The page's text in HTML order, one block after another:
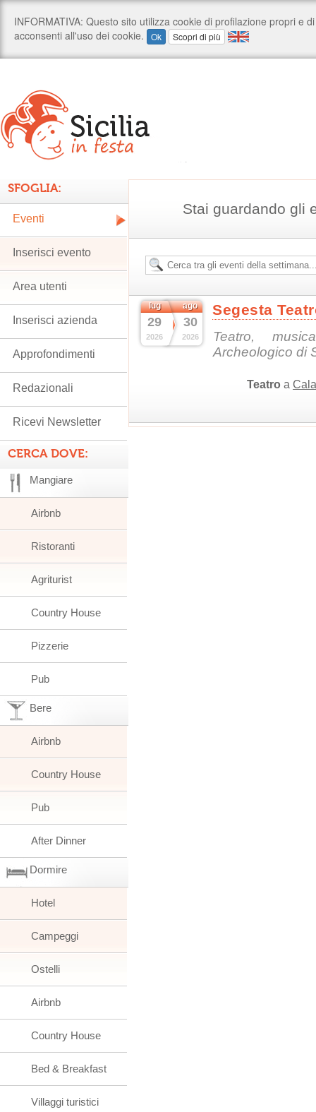
Stai guardando gli
lug
29
2026
ago
30
2026
Segesta
Teatro,
Archeologico di
Teatro a
SFOGLIA:
Eventi
Inserisci evento
Area utenti
Inserisci azienda
Approfondimenti
Redazionali
Ricevi Newsletter
CERCA DOVE:
Mangiare
Airbnb
Ristoranti
Agriturist
Country House
Pizzerie
Pub
Bere
Airbnb
Country House
Pub
After Dinner
Dormire
Hotel
Campeggi
Ostelli
Airbnb
Country House
Bed & Breakfast
Villaggi turistici